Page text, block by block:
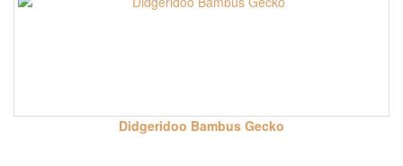
Didgeridoo Bambus Gecko